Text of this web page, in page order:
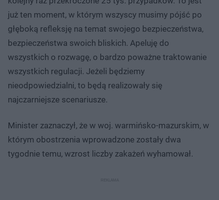
już ten moment, w którym wszyscy musimy pójść po
głęboką refleksję na temat swojego bezpieczeństwa,
bezpieczeństwa swoich bliskich. Apeluję do
wszystkich o rozwagę, o bardzo poważne traktowanie
wszystkich regulacji. Jeżeli będziemy
nieodpowiedzialni, to będą realizowały się
najczarniejsze scenariusze.
Minister zaznaczył, że w woj. warmińsko-mazurskim, w
którym obostrzenia wprowadzone zostały dwa
tygodnie temu, wzrost liczby zakażeń wyhamował.